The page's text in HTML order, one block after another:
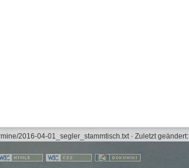
2016-04-01_segler_stammtisch.txt · Zuletzt geändert: